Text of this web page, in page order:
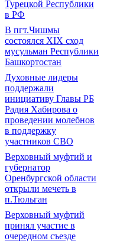
Турецкой Республики
в РФ
В пгт.Чишмы
состоялся XIX сход
мусульман Республики
Башкортостан
Духовные лидеры
поддержали
инициативу Главы РБ
Радия Хабирова о
проведении молебнов
в поддержку
участников СВО
Верховный муфтий и
губернатор
Оренбургской области
открыли мечеть в
п.Тюльган
Верховный муфтий
принял участие в
очередном съезде